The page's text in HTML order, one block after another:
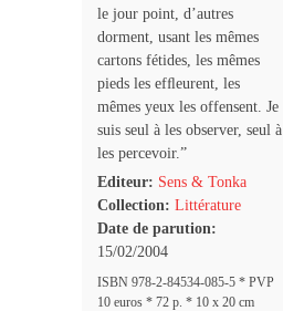
le jour point, d’autres
dorment, usant les mêmes
cartons fétides, les mêmes
pieds les efﬂeurent, les
mêmes yeux les offensent. Je
suis seul à les observer, seul à
les percevoir.”
Editeur: Sens & Tonka
Collection: Littérature
Date de parution:
15/02/2004
ISBN 978-2-84534-085-5 * PVP
10 euros * 72 p. * 10 x 20 cm